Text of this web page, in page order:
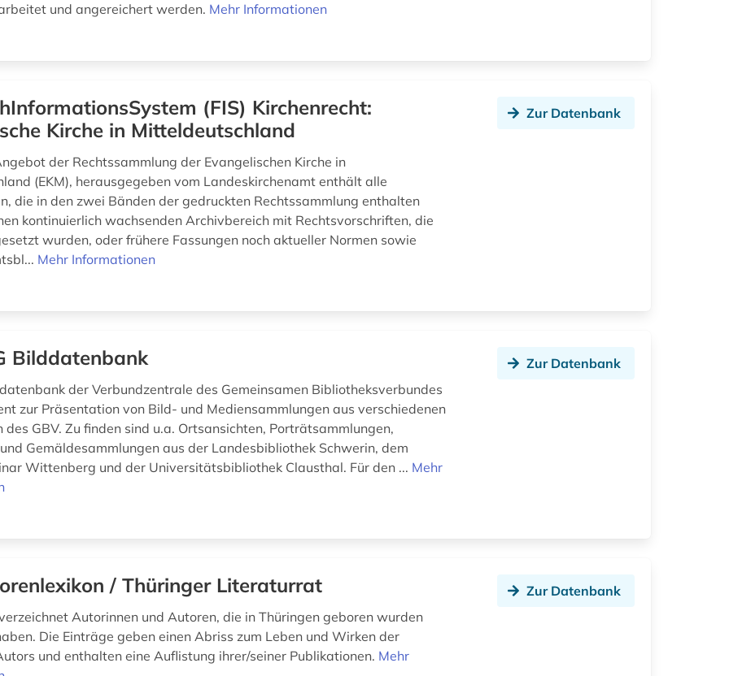
und angereichert werden. Mehr Informationen
(FIS) Kirchenrecht:
Kirche in Mitteldeutschland
der Rechtssammlung der Evangelischen Kirche in
(EKM), herausgegeben vom Landeskirchenamt enthält alle
die in den zwei Bänden der gedruckten Rechtssammlung enthalten
kontinuierlich wachsenden Archivbereich mit Rechtsvorschriften, die
wurden, oder frühere Fassungen noch aktueller Normen sowie
Mehr Informationen
Zur Datenbank
Bilddatenbank
der Verbundzentrale des Gemeinsamen Bibliotheksverbundes
zur Präsentation von Bild- und Mediensammlungen aus verschiedenen
des GBV. Zu finden sind u.a. Ortsansichten, Porträtsammlungen,
Gemäldesammlungen aus der Landesbibliothek Schwerin, dem
Wittenberg und der Universitätsbibliothek Clausthal. Für den ... Mehr
Zur Datenbank
/ Thüringer Literaturrat
Autorinnen und Autoren, die in Thüringen geboren wurden
Die Einträge geben einen Abriss zum Leben und Wirken der
und enthalten eine Auflistung ihrer/seiner Publikationen. Mehr
Zur Datenbank